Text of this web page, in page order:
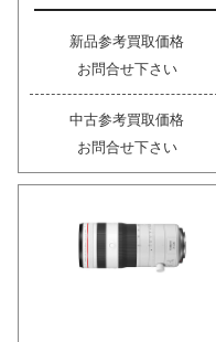
新品参考買取価格
お問合せ下さい
中古参考買取価格
お問合せ下さい